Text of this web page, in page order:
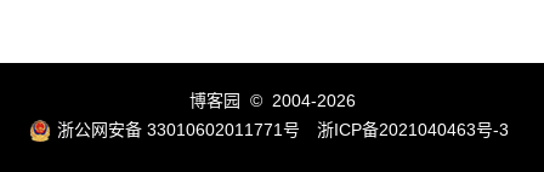
博客园
© 2004-2026
浙公网安备 33010602011771号
浙ICP备2021040463号-3